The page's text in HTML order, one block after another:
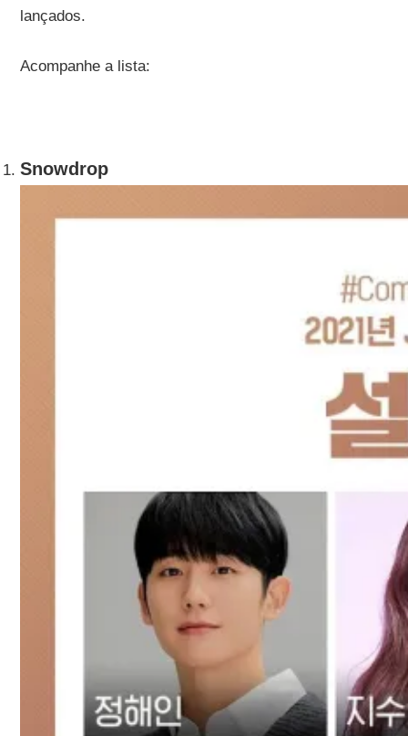
lançados.
Acompanhe a lista:
Snowdrop